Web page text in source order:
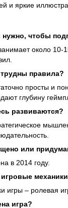
и яркие
чтобы
около 10-
правила?
просты и
глубину
развиваются?
или
в 2014 году.
игровые
игры – ролевая
игра?